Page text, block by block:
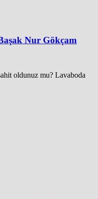
Nur Gökçam
oldunuz mu? Lavaboda